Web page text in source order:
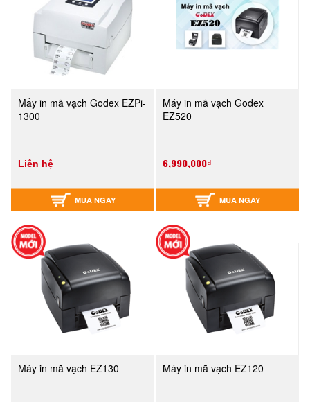
Mấy in mã vạch Godex EZPi-
1300
Liên hệ
MUA NGAY
Máy in mã vạch Godex
EZ520
6,990,000₫
MUA NGAY
Máy in mã vạch EZ130 Máy in mã vạch EZ120